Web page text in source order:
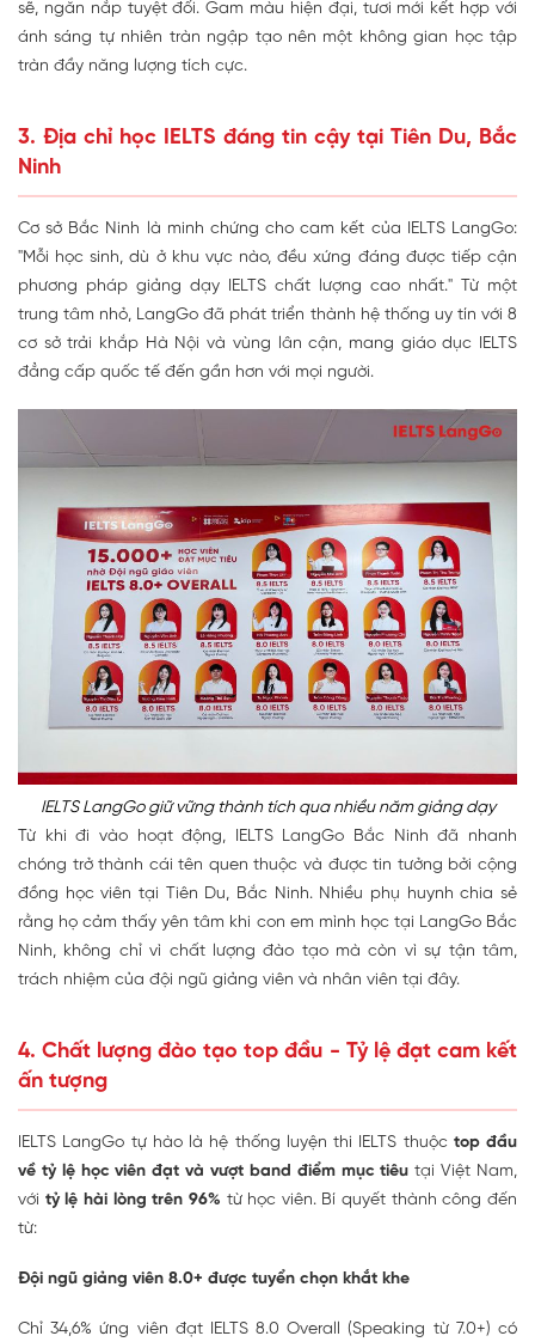
sẽ, ngăn nắp tuyệt đối. Gam màu hiện đại, tươi mới kết hợp với
ánh sáng tự nhiên tràn ngập tạo nên một không gian học tập
tràn đầy năng lượng tích cực.
3. Địa chỉ học IELTS đáng tin cậy tại Tiên Du, Bắc
Ninh
Cơ sở Bắc Ninh là minh chứng cho cam kết của IELTS LangGo:
"Mỗi học sinh, dù ở khu vực nào, đều xứng đáng được tiếp cận
phương pháp giảng dạy IELTS chất lượng cao nhất." Từ một
trung tâm nhỏ, LangGo đã phát triển thành hệ thống uy tín với 8
cơ sở trải khắp Hà Nội và vùng lân cận, mang giáo dục IELTS
đẳng cấp quốc tế đến gần hơn với mọi người.
IELTS LangGo giữ vững thành tích qua nhiều năm giảng dạy
Từ khi đi vào hoạt động, IELTS LangGo Bắc Ninh đã nhanh
chóng trở thành cái tên quen thuộc và được tin tưởng bởi cộng
đồng học viên tại Tiên Du, Bắc Ninh. Nhiều phụ huynh chia sẻ
rằng họ cảm thấy yên tâm khi con em mình học tại LangGo Bắc
Ninh, không chỉ vì chất lượng đào tạo mà còn vì sự tận tâm,
trách nhiệm của đội ngũ giảng viên và nhân viên tại đây.
4. Chất lượng đào tạo top đầu - Tỷ lệ đạt cam kết
ấn tượng
IELTS LangGo tự hào là hệ thống luyện thi IELTS thuộc top đầu
về tỷ lệ học viên đạt và vượt band điểm mục tiêu tại Việt Nam,
với tỷ lệ hài lòng trên 96% từ học viên. Bí quyết thành công đến
từ:
Đội ngũ giảng viên 8.0+ được tuyển chọn khắt khe
Chỉ 34,6% ứng viên đạt IELTS 8.0 Overall (Speaking từ 7.0+) có